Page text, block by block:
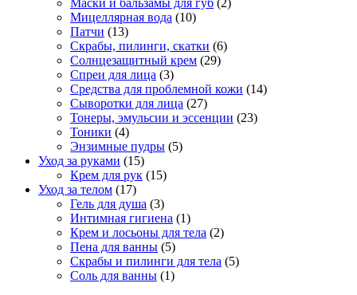
Маски и бальзамы для губ (2)
Мицеллярная вода (10)
Патчи (13)
Скрабы, пилинги, скатки (6)
Солнцезащитный крем (29)
Спреи для лица (3)
Средства для проблемной кожи (14)
Сыворотки для лица (27)
Тонеры, эмульсии и эссенции (23)
Тоники (4)
Энзимные пудры (5)
Уход за руками (15)
Крем для рук (15)
Уход за телом (17)
Гель для душа (3)
Интимная гигиена (1)
Крем и лосьоны для тела (2)
Пена для ванны (5)
Скрабы и пилинги для тела (5)
Соль для ванны (1)